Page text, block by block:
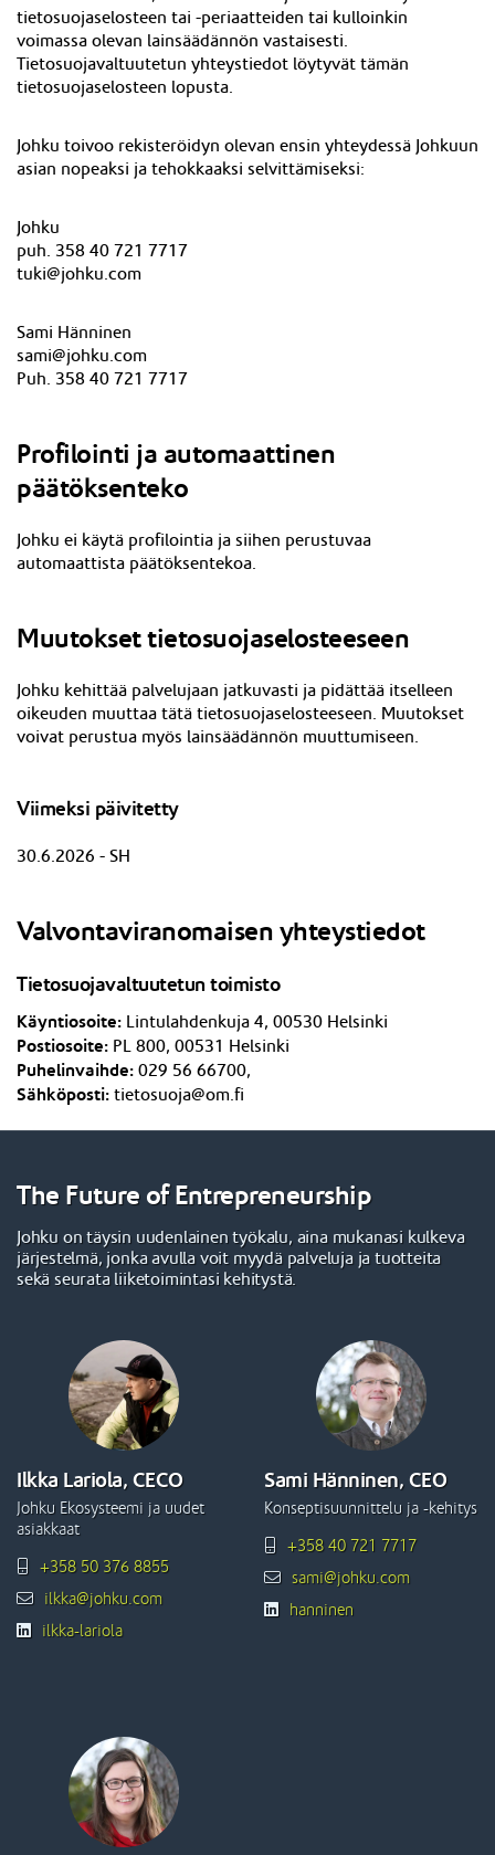
tietosuojaselosteen tai -periaatteiden tai kulloinkin
voimassa olevan lainsäädännön vastaisesti.
Tietosuojavaltuutetun yhteystiedot löytyvät tämän
tietosuojaselosteen lopusta.
Johku toivoo rekisteröidyn olevan ensin yhteydessä Johkuun
asian nopeaksi ja tehokkaaksi selvittämiseksi:
Johku
puh. 358 40 721 7717
tuki@johku.com
Sami Hänninen
sami@johku.com
Puh. 358 40 721 7717
Profilointi ja automaattinen
päätöksenteko
Johku ei käytä profilointia ja siihen perustuvaa
automaattista päätöksentekoa.
Muutokset tietosuojaselosteeseen
ohku kehittää palvelujaan jatkuvasti ja pidättää itselleen
oikeuden muuttaa tätä tietosuojaselosteeseen. Muutokset
voivat perustua myös lainsäädännön muuttumiseen.
Viimeksi päivitetty
30.6.2026 - SH
Valvontaviranomaisen yhteystiedot
Tietosuojavaltuutetun toimisto
Käyntiosoite: Lintulahdenkuja 4, 00530 Helsinki
Postiosoite: PL 800, 00531 Helsinki
Puhelinvaihde: 029 56 66700,
Sähköposti: tietosuoja@om.fi
The Future of Entrepreneurship
Johku on täysin uudenlainen työkalu, aina mukanasi kulkeva
järjestelmä, jonka avulla voit myydä palveluja ja tuotteita
sekä seurata liiketoimintasi kehitystä.
Ilkka Lariola, CECO
Johku Ekosysteemi ja uudet
asiakkaat
+358 50 376 8855
ilkka@johku.com
ilkka-lariola
Sami Hänninen, CEO
Konseptisuunnittelu ja -kehitys
+358 40 721 7717
sami@johku.com
hanninen